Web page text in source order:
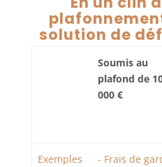
solution de
Soumis au
plafond de
000 €
Exemples
- Frais de